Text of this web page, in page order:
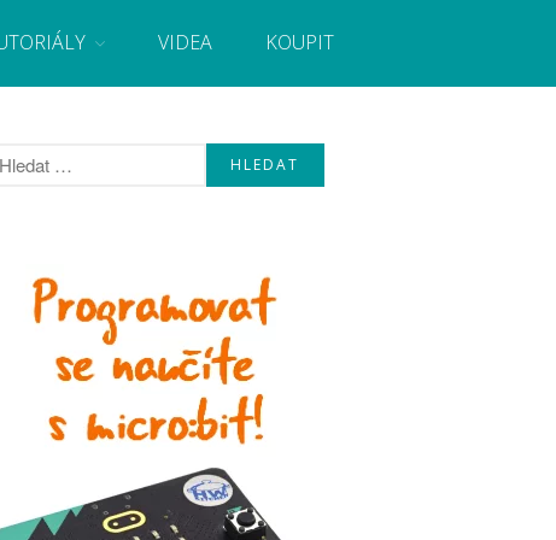
návody, novinky i tutoriály pro začátečníky i pro
VIDEA KOUPIT